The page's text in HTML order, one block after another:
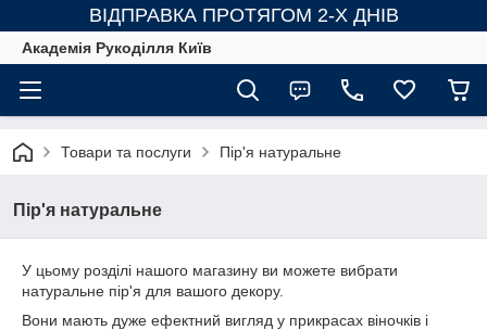
ВІДПРАВКА ПРОТЯГОМ 2-Х ДНІВ
Академія Рукоділля Київ
Товари та послуги Пір'я натуральне
Пір'я натуральне
У цьому розділі нашого магазину ви можете вибрати
натуральне пір'я для вашого декору.
Вони мають дуже ефектний вигляд у прикрасах віночків і